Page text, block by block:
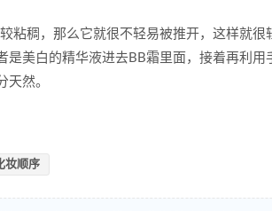
粘稠，那么它就很不轻易被推开，这样就
是美白的精华液进去BB霜里面，接着再利
天然。
妆顺序